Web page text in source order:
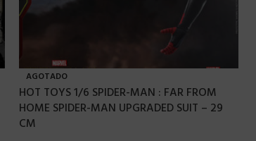
AGOTADO
HOT TOYS 1/6 SPIDER-MAN : FAR FROM
HOME SPIDER-MAN UPGRADED SUIT – 29
CM